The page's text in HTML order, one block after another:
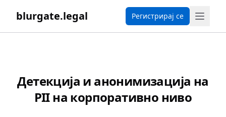
blurgate.legal Регистрирај се
Детекција и анонимизација на
PII на корпоративно ниво